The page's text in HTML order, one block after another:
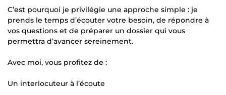
C’est pourquoi je privilégie une approche simple : je
prends le temps d’écouter votre besoin, de répondre à
vos questions et de préparer un dossier qui vous
permettra d’avancer sereinement.
Avec moi, vous profitez de :
Un interlocuteur à l’écoute